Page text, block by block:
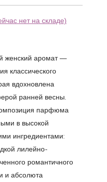
нет на складе)
женский аромат —
классического
вдохновлена
ранней весны.
парфюма
в высокой
ингредиентами:
лилейно-
романтичного
и абсолюта